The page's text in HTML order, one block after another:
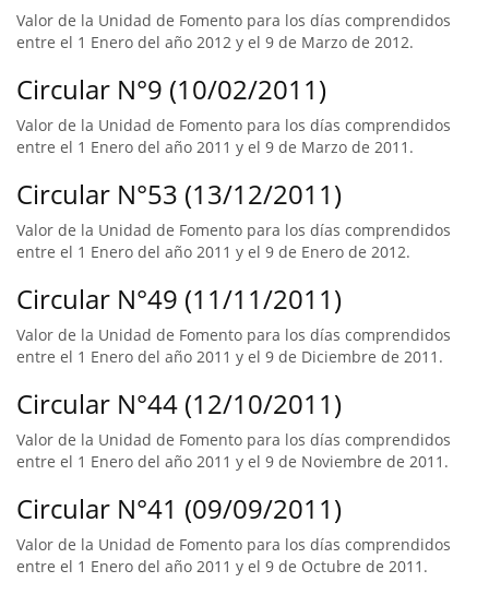
Valor de la Unidad de Fomento para los días comprendidos
entre el 1 Enero del año 2012 y el 9 de Marzo de 2012.
Circular N°9 (10/02/2011)
Valor de la Unidad de Fomento para los días comprendidos
entre el 1 Enero del año 2011 y el 9 de Marzo de 2011.
Circular N°53 (13/12/2011)
Valor de la Unidad de Fomento para los días comprendidos
entre el 1 Enero del año 2011 y el 9 de Enero de 2012.
Circular N°49 (11/11/2011)
Valor de la Unidad de Fomento para los días comprendidos
entre el 1 Enero del año 2011 y el 9 de Diciembre de 2011.
Circular N°44 (12/10/2011)
Valor de la Unidad de Fomento para los días comprendidos
entre el 1 Enero del año 2011 y el 9 de Noviembre de 2011.
Circular N°41 (09/09/2011)
Valor de la Unidad de Fomento para los días comprendidos
entre el 1 Enero del año 2011 y el 9 de Octubre de 2011.